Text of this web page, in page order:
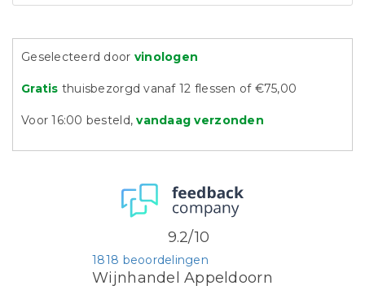
Geselecteerd door vinologen
Gratis thuisbezorgd vanaf 12 flessen of €75,00
Voor 16:00 besteld,vandaag verzonden
Wijnhandel Appeldoorn
1818 beoordelingen
9.2/10